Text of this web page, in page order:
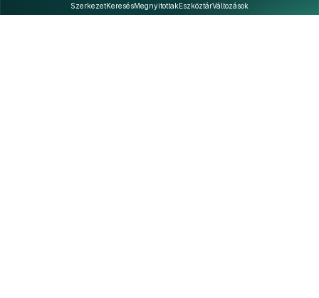
SzerkezetKeresésMegnyitottakEszköztárVáltozások